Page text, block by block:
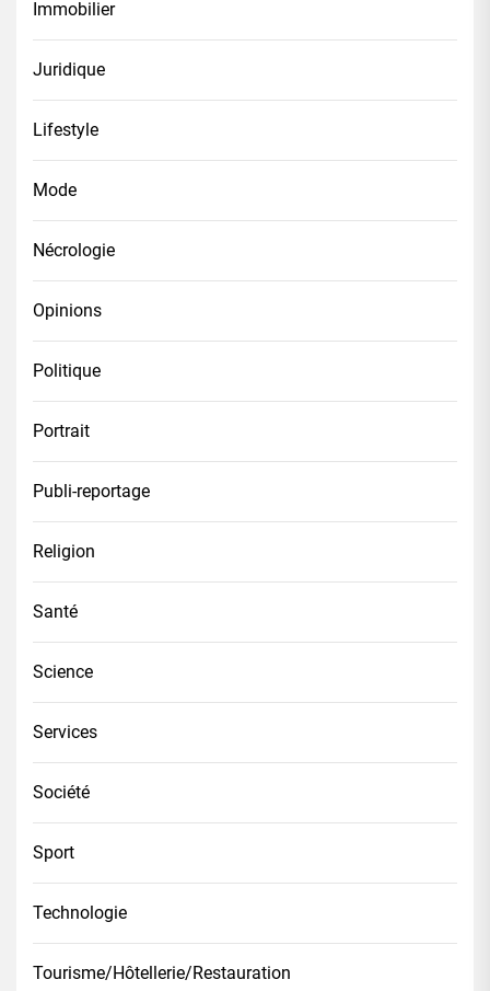
Immobilier
Juridique
Lifestyle
Mode
Nécrologie
Opinions
Politique
Portrait
Publi-reportage
Religion
Santé
Science
Services
Société
Sport
Technologie
Tourisme/Hôtellerie/Restauration